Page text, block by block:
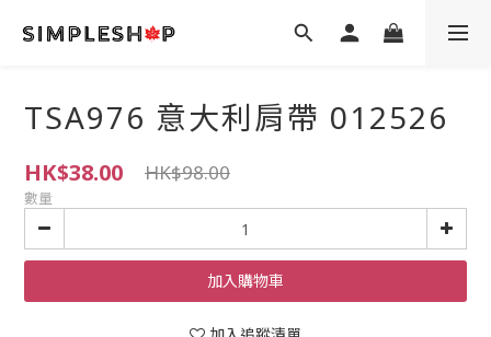
TSA976 意大利肩帶 012526
HK$38.00 HK$98.00
數量
加入購物車